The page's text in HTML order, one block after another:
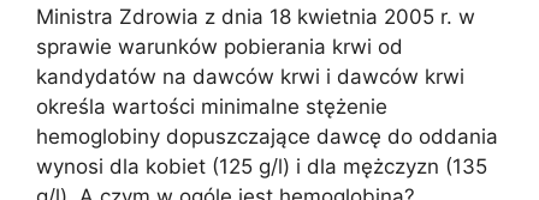
Ministra Zdrowia z dnia 18 kwietnia 2005 r. w
sprawie warunków pobierania krwi od
kandydatów na dawców krwi i dawców krwi
określa wartości minimalne stężenie
hemoglobiny dopuszczające dawcę do oddania
wynosi dla kobiet (125 g/l) i dla mężczyzn (135